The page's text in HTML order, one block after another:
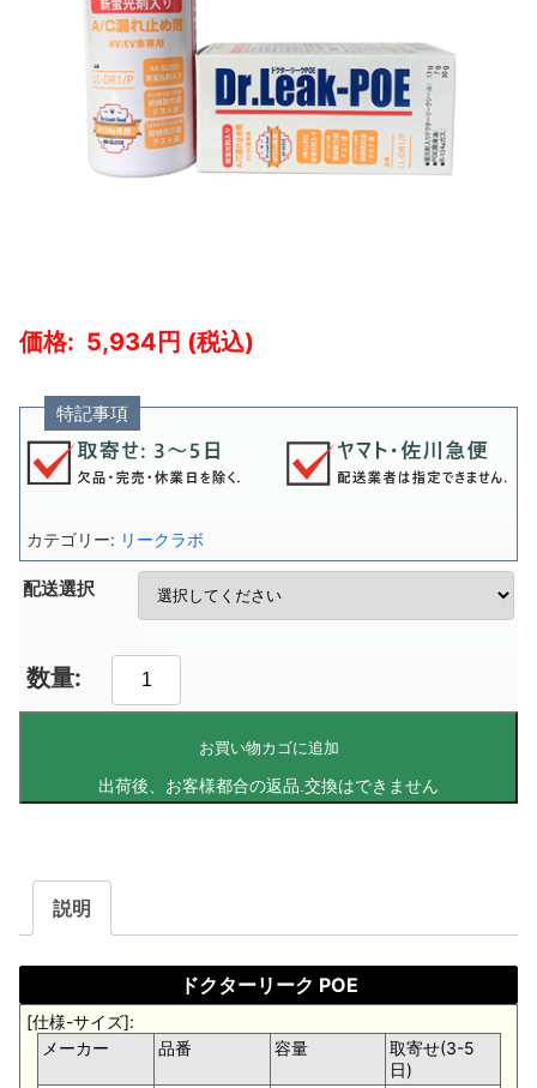
5,934
特記事項
配送選択
お買い物カゴに追加
カテゴリー: リークラボ
説明
ドクターリーク POE
[仕様-サイズ]:
メーカー
品番 容量
取寄せ(3-5
日)